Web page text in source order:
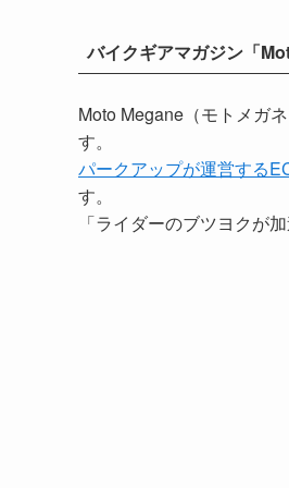
バイクギアマガジン「
Moto Megane（モトメガ
す。
パークアップが運営する
す。
「ライダーのブツヨクが